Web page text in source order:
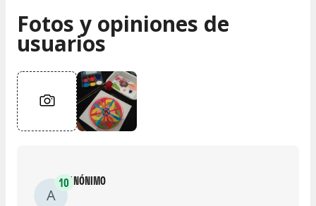
Fotos y opiniones de
usuarios
A
10ANÓNIMO